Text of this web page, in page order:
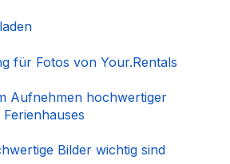
für Fotos von Your.Rentals
Aufnehmen hochwertiger
Bilder wichtig sind